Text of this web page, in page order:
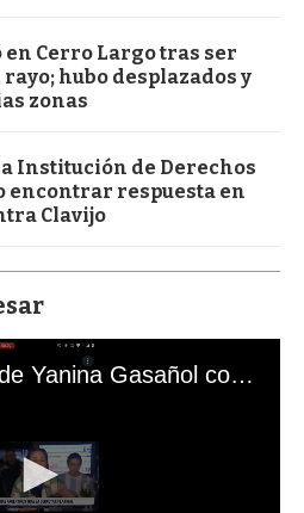
Cerro Largo tras ser
hubo desplazados y
zonas
Institución de Derechos
encontrar respuesta en
Clavijo
El mal momento de Yanina Gasañol con un hincha argentino en "Subrayado"